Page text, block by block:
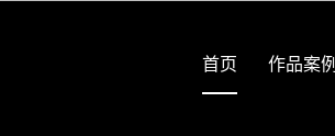
首页 作品案例